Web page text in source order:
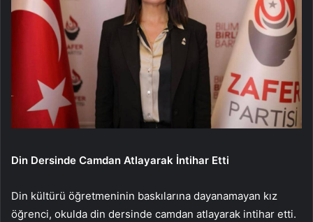
Din Dersinde Camdan Atlayarak İntihar Etti
Din kültürü öğretmeninin baskılarına dayanamayan kız
öğrenci, okulda din dersinde camdan atlayarak intihar etti.